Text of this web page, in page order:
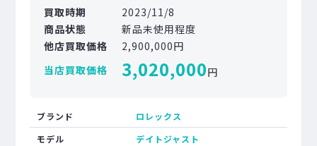
買取時期
2023/11/8
商品状態
新品未使用程度
他店買取価格
2,900,000円
当店買取価格
3,020,000円
ブランド
ロレックス
モデル
デイトジャスト